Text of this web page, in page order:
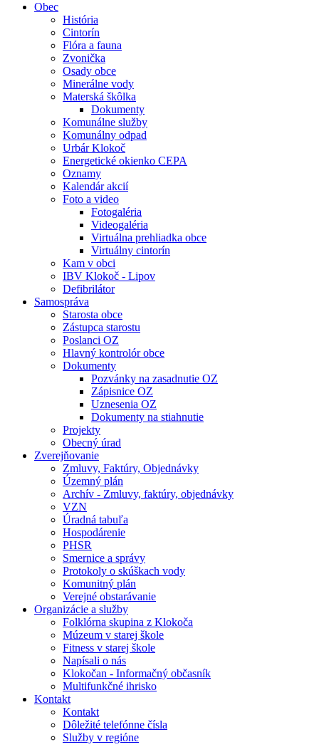
Obec
História
Cintorín
Flóra a fauna
Zvonička
Osady obce
Minerálne vody
Materská škôlka
Dokumenty
Komunálne služby
Komunálny odpad
Urbár Klokoč
Energetické okienko CEPA
Oznamy
Kalendár akcií
Foto a video
Fotogaléria
Videogaléria
Virtuálna prehliadka obce
Virtuálny cintorín
Kam v obci
IBV Klokoč - Lipov
Defibrilátor
Samospráva
Starosta obce
Zástupca starostu
Poslanci OZ
Hlavný kontrolór obce
Dokumenty
Pozvánky na zasadnutie OZ
Zápisnice OZ
Uznesenia OZ
Dokumenty na stiahnutie
Projekty
Obecný úrad
Zverejňovanie
Zmluvy, Faktúry, Objednávky
Územný plán
Archív - Zmluvy, faktúry, objednávky
VZN
Úradná tabuľa
Hospodárenie
PHSR
Smernice a správy
Protokoly o skúškach vody
Komunitný plán
Verejné obstarávanie
Organizácie a služby
Folklórna skupina z Klokoča
Múzeum v starej škole
Fitness v starej škole
Napísali o nás
Klokočan - Informačný občasník
Multifunkčné ihrisko
Kontakt
Kontakt
Dôležité telefónne čísla
Služby v regióne